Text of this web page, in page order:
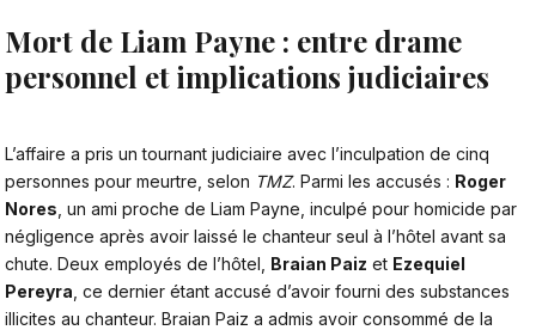
Mort de Liam Payne : entre drame
personnel et implications judiciaires
L’affaire a pris un tournant judiciaire avec l’inculpation de cinq
personnes pour meurtre, selon TMZ. Parmi les accusés : Roger
Nores , un ami proche de Liam Payne, inculpé pour homicide par
négligence après avoir laissé le chanteur seul à l’hôtel avant sa
chute. Deux employés de l’hôtel, Braian Paiz et Ezequiel
Pereyra , ce dernier étant accusé d’avoir fourni des substances
illicites au chanteur. Braian Paiz a admis avoir consommé de la